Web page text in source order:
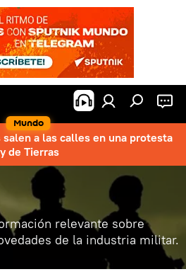
Mundo
salen a las calles en una protesta
de Tierras
relevante sobre
de la industria militar.